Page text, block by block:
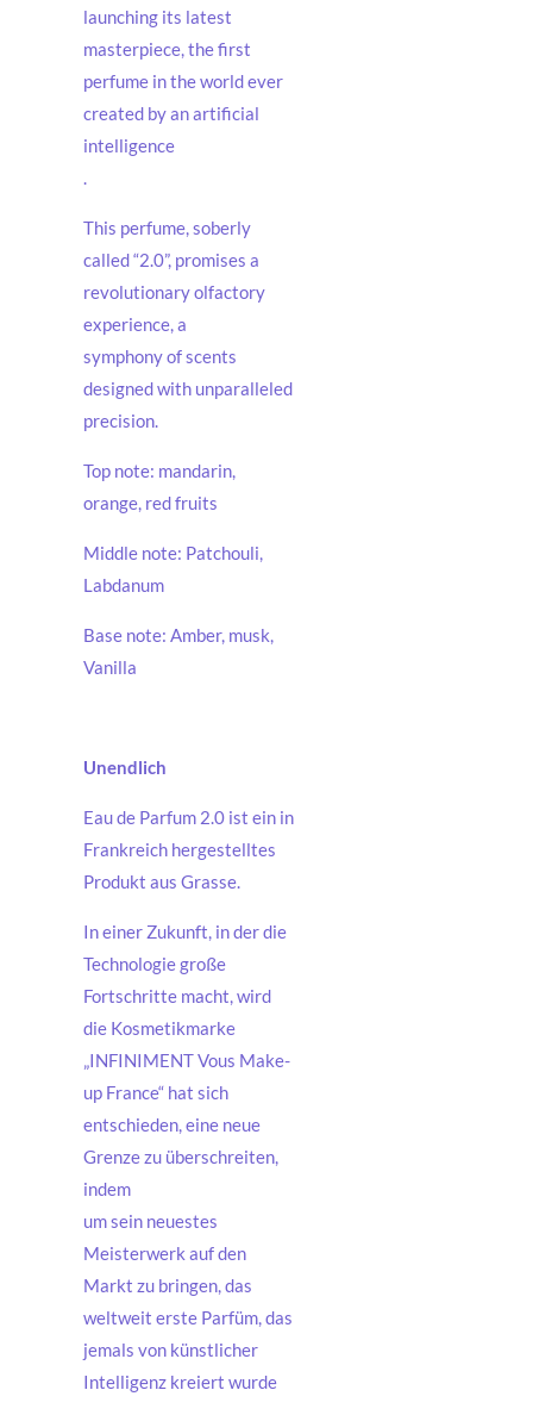
launching its latest
masterpiece, the first
perfume in the world ever
created by an artificial
intelligence
.
This perfume, soberly
called “2.0”, promises a
revolutionary olfactory
experience, a
symphony of scents
designed with unparalleled
precision.
Top note: mandarin,
orange, red fruits
Middle note: Patchouli,
Labdanum
Base note: Amber, musk,
Vanilla
Unendlich
Eau de Parfum 2.0 ist ein in
Frankreich hergestelltes
Produkt aus Grasse.
In einer Zukunft, in der die
Technologie große
Fortschritte macht, wird
die Kosmetikmarke
„INFINIMENT Vous Make-
up France“ hat sich
entschieden, eine neue
Grenze zu überschreiten,
indem
um sein neuestes
Meisterwerk auf den
Markt zu bringen, das
weltweit erste Parfüm, das
jemals von künstlicher
Intelligenz kreiert wurde